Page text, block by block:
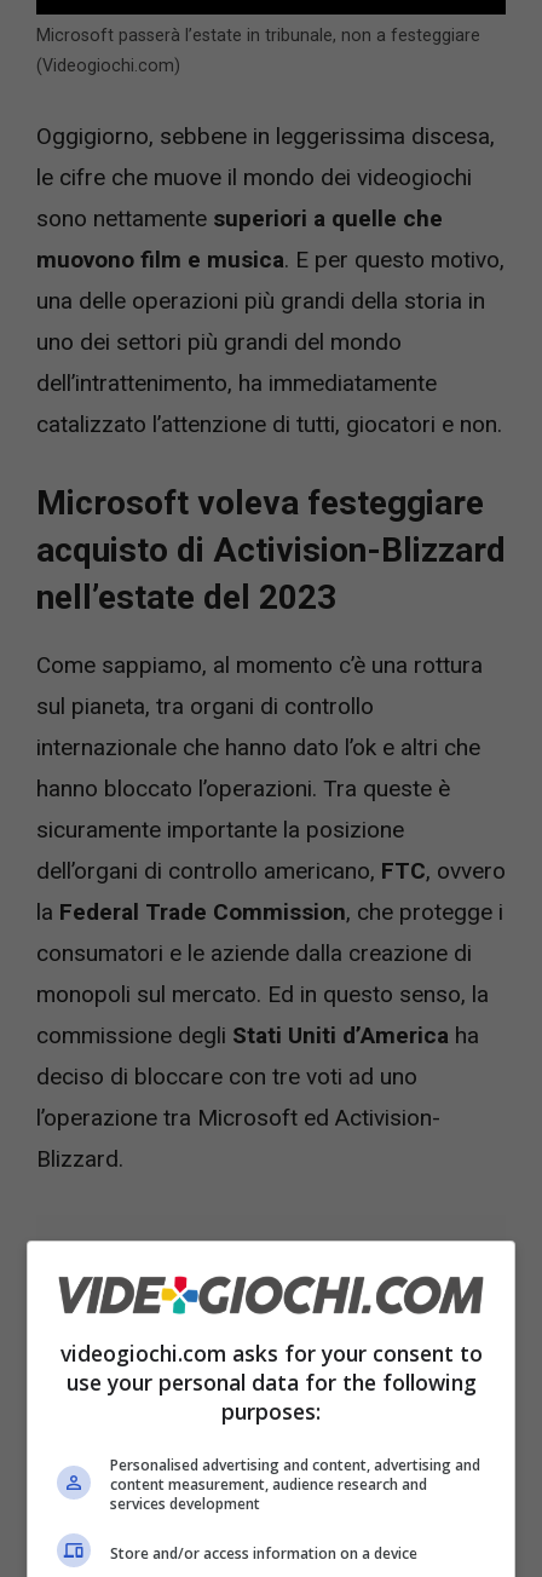
Microsoft passerà l’estate in tribunale, non a festeggiare
(Videogiochi.com)
Oggigiorno, sebbene in leggerissima discesa,
le cifre che muove il mondo dei videogiochi
sono nettamente superiori a quelle che
muovono film e musica. E per questo motivo,
una delle operazioni più grandi della storia in
uno dei settori più grandi del mondo
dell’intrattenimento, ha immediatamente
catalizzato l’attenzione di tutti, giocatori e non.
Microsoft voleva festeggiare
acquisto di Activision-Blizzard
nell’estate del 2023
Come sappiamo, al momento c’è una rottura
sul pianeta, tra organi di controllo
internazionale che hanno dato l’ok e altri che
hanno bloccato l’operazioni. Tra queste è
sicuramente importante la posizione
dell’organi di controllo americano, FTC, ovvero
la Federal Trade Commission, che protegge i
consumatori e le aziende dalla creazione di
monopoli sul mercato. Ed in questo senso, la
commissione degli Stati Uniti d’America ha
deciso di bloccare con tre voti ad uno
l’operazione tra Microsoft ed Activision-
Blizzard.
Microsoft voleva Activision-Blizzard nei suoi studios a
videogiochi.com asks for your consent to
use your personal data for the following
purposes:
Personalised advertising and content, advertising and
content measurement, audience research and
services development
Store and/or access information on a device